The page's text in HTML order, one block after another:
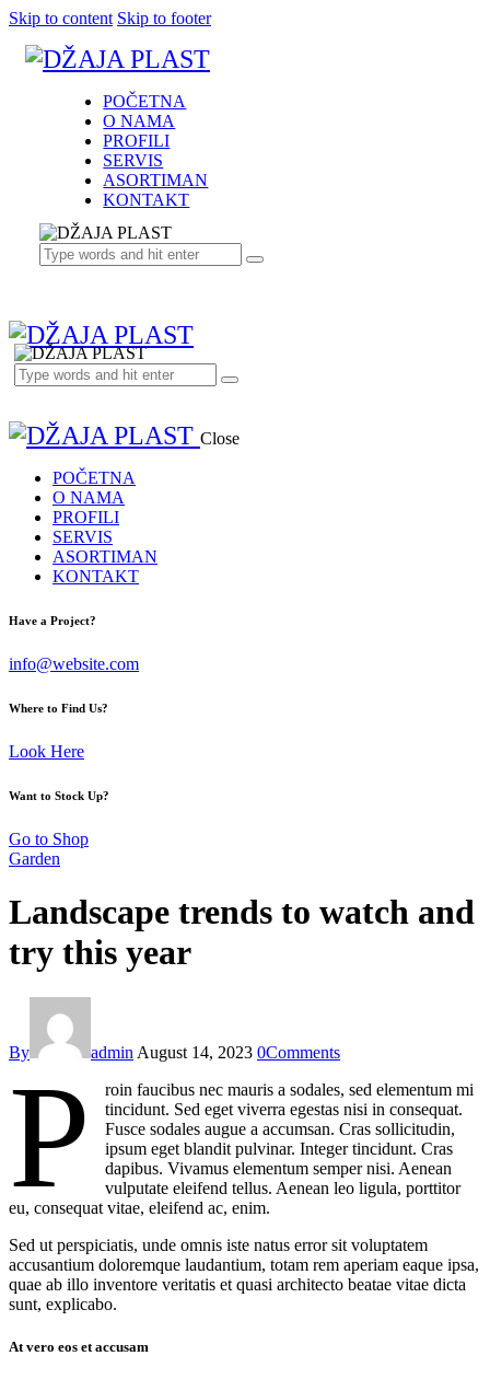
Skip to content Skip to footer
POČETNA
O NAMA
PROFILI
SERVIS
ASORTIMAN
KONTAKT
Close
POČETNA
O NAMA
PROFILI
SERVIS
ASORTIMAN
KONTAKT
facebook-
instagram
Have a Project?
info@website.com
Where to Find Us?
Look Here
Want to Stock Up?
Go to Shop
Garden
Landscape trends to watch and
try this year
By admin August 14, 2023 0Comments
P
roin faucibus nec mauris a sodales, sed elementum mi
tincidunt. Sed eget viverra egestas nisi in consequat.
Fusce sodales augue a accumsan. Cras sollicitudin,
ipsum eget blandit pulvinar. Integer tincidunt. Cras
dapibus. Vivamus elementum semper nisi. Aenean
vulputate eleifend tellus. Aenean leo ligula, porttitor
eu, consequat vitae, eleifend ac, enim.
Sed ut perspiciatis, unde omnis iste natus error sit voluptatem
accusantium doloremque laudantium, totam rem aperiam eaque ipsa,
quae ab illo inventore veritatis et quasi architecto beatae vitae dicta
sunt, explicabo.
At vero eos et accusam